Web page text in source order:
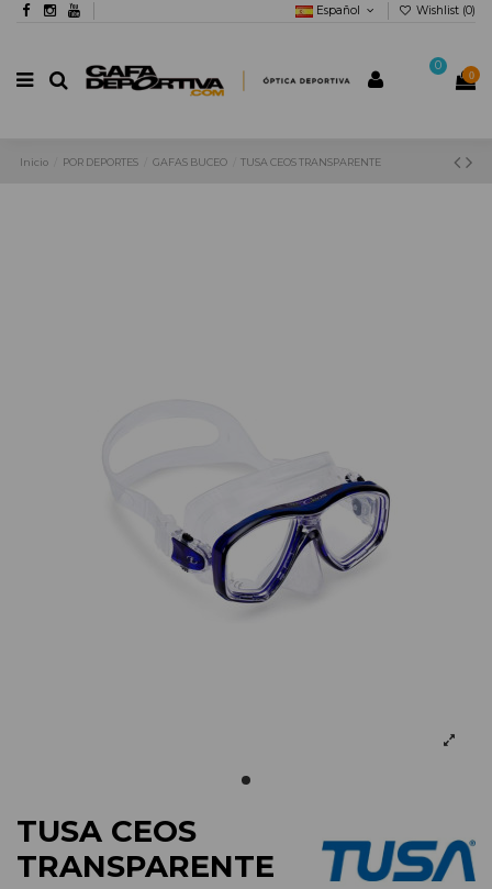
Español Wishlist (0)
0
0
Inicio POR DEPORTES GAFAS BUCEO TUSA CEOS TRANSPARENTE
TUSA CEOS
TRANSPARENTE